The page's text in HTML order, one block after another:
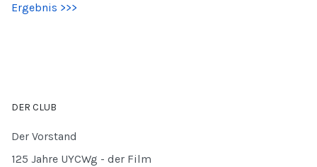
Ergebnis >>>
DER CLUB
Der Vorstand
125 Jahre UYCWg - der Film